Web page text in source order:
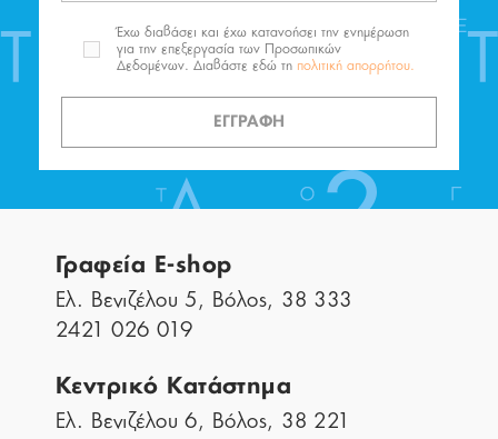
ΕΓΓΡΑΦΗ
Έχω διαβάσει και έχω κατανοήσει την ενημέρωση
για την επεξεργασία των Προσωπικών
Δεδομένων. Διαβάστε εδώ τη πολιτική απορρήτου.
Γραφεία E-shop
Ελ. Βενιζέλου 5, Βόλος, 38 333
2421 026 019
Κεντρικό Κατάστημα
Ελ. Βενιζέλου 6, Βόλος, 38 221